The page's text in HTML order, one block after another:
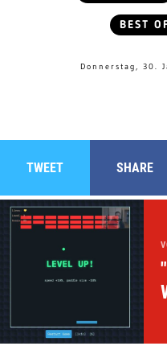
BEST
Donnerstag, 30.
TWEET SHARE